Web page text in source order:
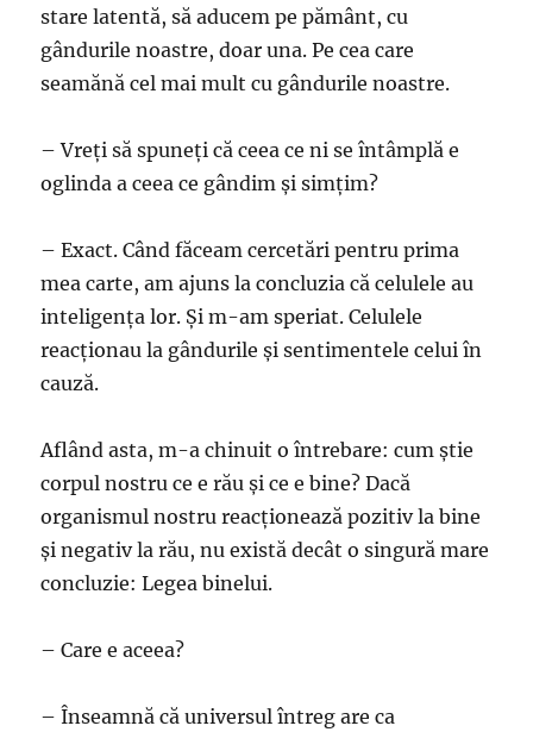
stare latentă, să aducem pe pământ, cu
gândurile noastre, doar una. Pe cea care
seamănă cel mai mult cu gândurile noastre.
– Vreţi să spuneţi că ceea ce ni se întâmplă e
oglinda a ceea ce gândim şi simţim?
– Exact. Când făceam cercetări pentru prima
mea carte, am ajuns la concluzia că celulele au
inteligenţa lor. Şi m-am speriat. Celulele
reacţionau la gândurile şi sentimentele celui în
cauză.
Aflând asta, m-a chinuit o întrebare: cum ştie
corpul nostru ce e rău şi ce e bine? Dacă
organismul nostru reacţionează pozitiv la bine
şi negativ la rău, nu există decât o singură mare
concluzie: Legea binelui.
– Care e aceea?
– Înseamnă că universul întreg are ca